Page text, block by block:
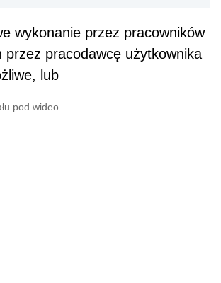
wykonanie przez pracowników
przez pracodawcę użytkownika
lub
pod wideo